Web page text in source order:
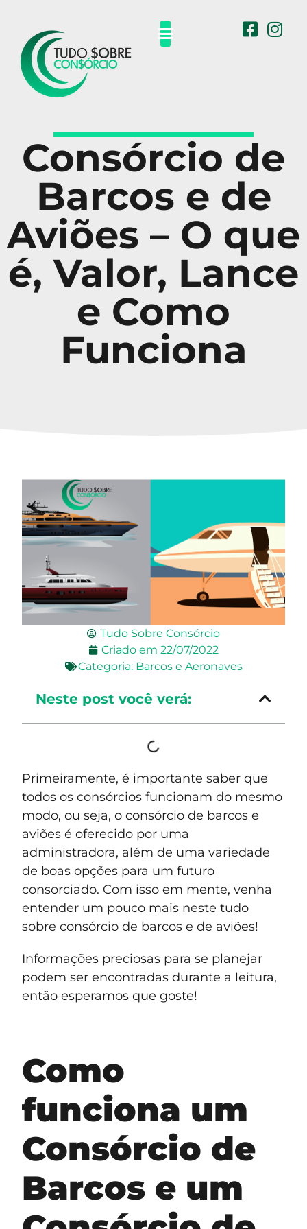
Consórcio de
Barcos e de
Aviões – O que
é, Valor, Lance
e Como
Funciona
Tudo Sobre Consórcio
Criado em 22/07/2022
Categoria: Barcos e Aeronaves
Neste post você verá:
Primeiramente, é importante saber que
todos os consórcios funcionam do mesmo
modo, ou seja, o consórcio de barcos e
aviões é oferecido por uma
administradora, além de uma variedade
de boas opções para um futuro
consorciado. Com isso em mente, venha
entender um pouco mais neste tudo
sobre consórcio de barcos e de aviões!
Informações preciosas para se planejar
podem ser encontradas durante a leitura,
então esperamos que goste!
Como
funciona um
Consórcio de
Barcos e um